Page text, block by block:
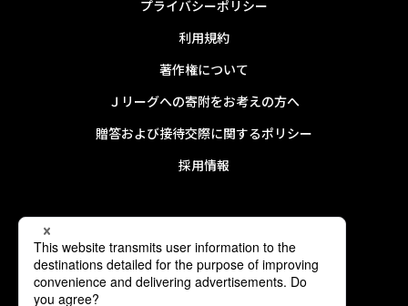
プライバシーポリシー
利用規約
著作権について
Ｊリーグへの寄附をお考えの方へ
贈答および接待交際に関するポリシー
採用情報